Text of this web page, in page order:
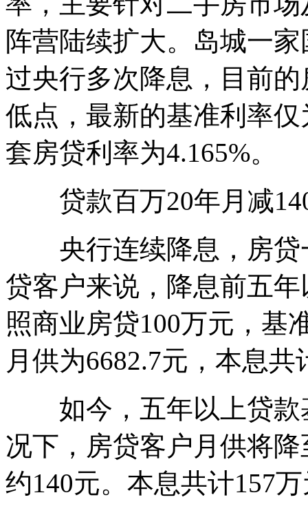
阵营陆续扩大。岛城一
过央行多次降息，目前
低点，最新的基准利率
套房贷利率为4.165%。
贷款百万20年月减
央行连续降息，房贷
贷客户来说，降息前五
照商业房贷100万元，基
月供为6682.7元，本息共
如今，五年以上贷款
况下，房贷客户月供将
约140元。本息共计157